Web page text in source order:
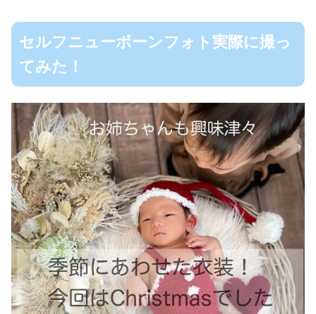
セルフニューボーンフォト実際に撮っ
てみた！